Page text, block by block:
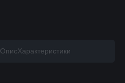
ОписХарактеристики